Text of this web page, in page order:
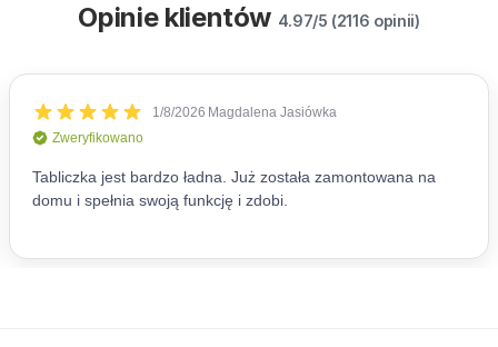
Opinie klientów 4.97/5 (2116 opinii)